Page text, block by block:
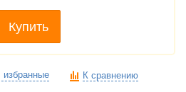
Купить
избранные К сравнению